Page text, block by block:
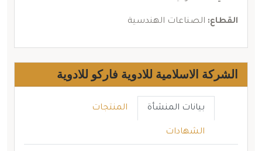
القطاع: الصناعات الهندسية
الشركة الاسلامية للادوية فاركو للادوية
بيانات المنشأة المنتجات
الشهادات